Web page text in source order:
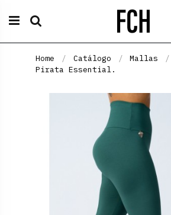
Home Catálogo
Mallas
Pirata Essential.